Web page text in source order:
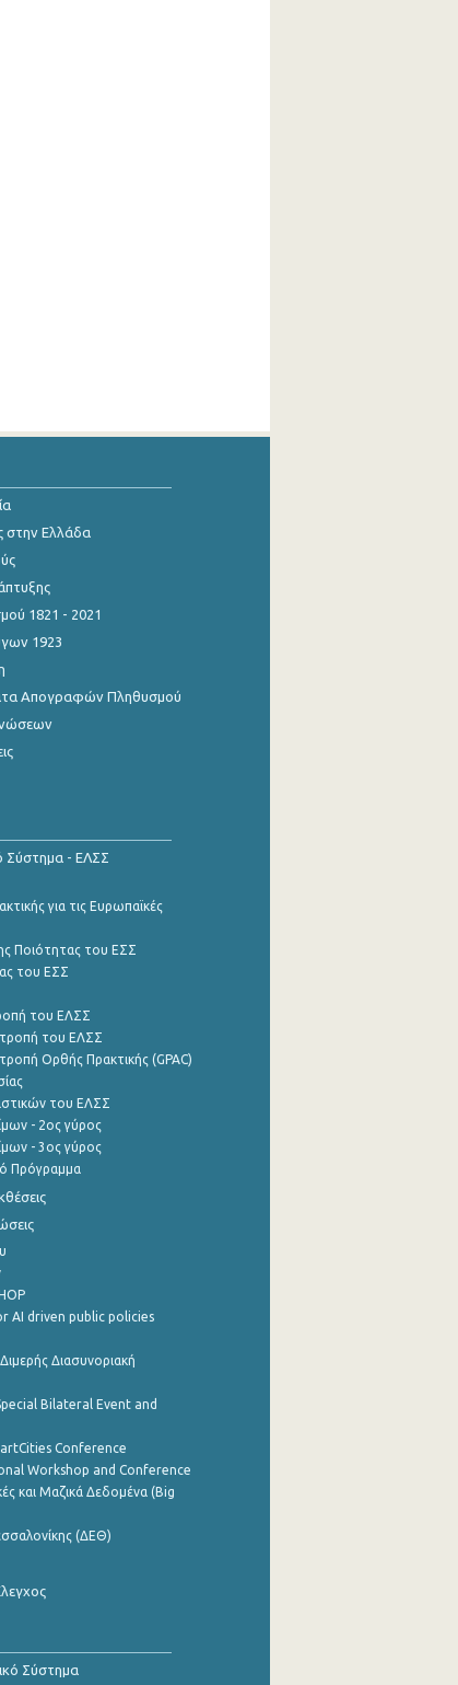
στην Ελλάδα
1821 - 2021
1923
Απογραφών Πληθυσμού
Σύστημα - ΕΛΣΣ
για τις Ευρωπαϊκές
Ποιότητας του ΕΣΣ
του ΕΣΣ
του ΕΛΣΣ
του ΕΛΣΣ
Ορθής Πρακτικής (GPAC)
του ΕΛΣΣ
- 2ος γύρος
- 3ος γύρος
Πρόγραμμα
AI driven public policies
Διασυνοριακή
Bilateral Event and
Conference
Workshop and Conference
και Μαζικά Δεδομένα (Big
(ΔΕΘ)
Σύστημα